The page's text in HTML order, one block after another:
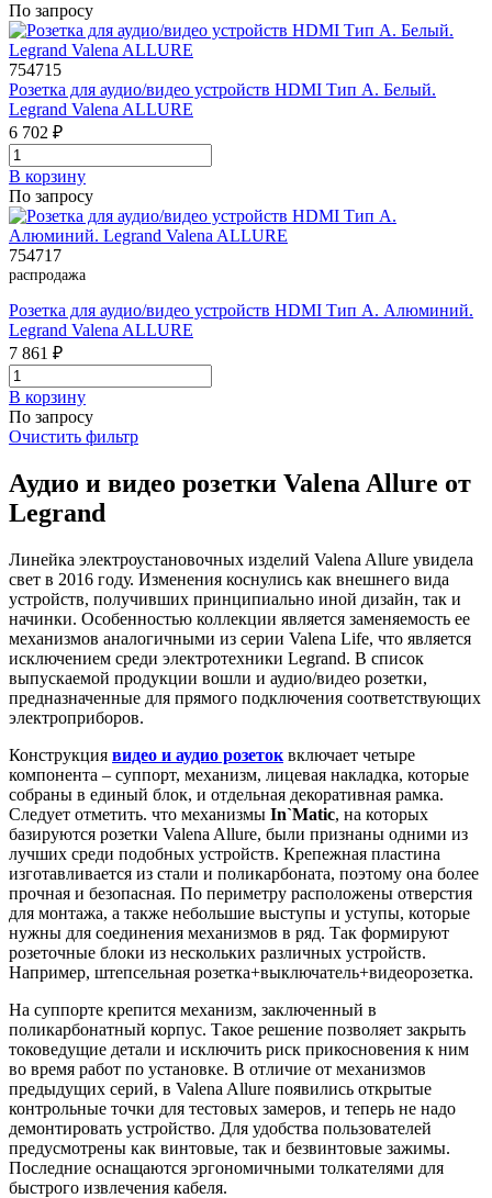
По запросу
754715
Розетка для аудио/видео устройств HDMI Тип А. Белый.
Legrand Valena ALLURE
6 702 ₽
В корзинy
По запросу
754717
распродажа
Розетка для аудио/видео устройств HDMI Тип А. Алюминий.
Legrand Valena ALLURE
7 861 ₽
В корзинy
По запросу
Очистить фильтр
Аудио и видео розетки Valena Allure от
Legrand
Линейка электроустановочных изделий Valena Allure увидела
свет в 2016 году. Изменения коснулись как внешнего вида
устройств, получивших принципиально иной дизайн, так и
начинки. Особенностью коллекции является заменяемость ее
механизмов аналогичными из серии Valena Life, что является
исключением среди электротехники Legrand. В список
выпускаемой продукции вошли и аудио/видео розетки,
предназначенные для прямого подключения соответствующих
электроприборов.
Конструкция видео и аудио розеток включает четыре
компонента – суппорт, механизм, лицевая накладка, которые
собраны в единый блок, и отдельная декоративная рамка.
Следует отметить. что механизмы In`Matic, на которых
базируются розетки Valena Allure, были признаны одними из
лучших среди подобных устройств. Крепежная пластина
изготавливается из стали и поликарбоната, поэтому она более
прочная и безопасная. По периметру расположены отверстия
для монтажа, а также небольшие выступы и уступы, которые
нужны для соединения механизмов в ряд. Так формируют
розеточные блоки из нескольких различных устройств.
Например, штепсельная розетка+выключатель+видеорозетка.
На суппорте крепится механизм, заключенный в
поликарбонатный корпус. Такое решение позволяет закрыть
токоведущие детали и исключить риск прикосновения к ним
во время работ по установке. В отличие от механизмов
предыдущих серий, в Valena Allure появились открытые
контрольные точки для тестовых замеров, и теперь не надо
демонтировать устройство. Для удобства пользователей
предусмотрены как винтовые, так и безвинтовые зажимы.
Последние оснащаются эргономичными толкателями для
быстрого извлечения кабеля.